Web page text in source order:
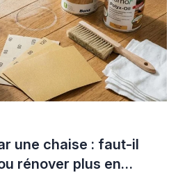
une chaise : faut-il
rénover plus en